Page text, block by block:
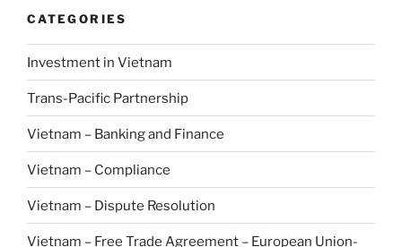
CATEGORIES
Investment in Vietnam
Trans-Pacific Partnership
Vietnam – Banking and Finance
Vietnam – Compliance
Vietnam – Dispute Resolution
Vietnam – Free Trade Agreement – European Union-